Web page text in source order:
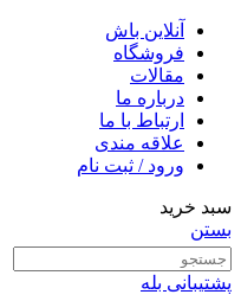
آنلاین باش
فروشگاه
مقالات
درباره ما
ارتباط با ما
علاقه مندی
ورود / ثبت نام
سبد خرید
بستن
پشتیبانی بله